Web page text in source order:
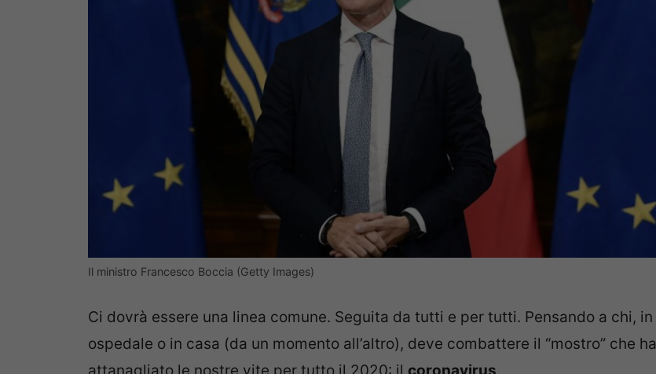
Il ministro Francesco Boccia (Getty Images)
Ci dovrà essere una linea comune. Seguita da tutti e per tutti. Pensando a chi, in
ospedale o in casa (da un momento all’altro), deve combattere il “mostro” che ha
attanagliato le nostre vite per tutto il 2020: il coronavirus.